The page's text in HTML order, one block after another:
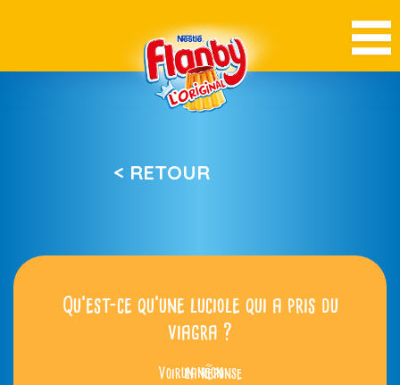
< RETOUR
Qu’est-ce qu’une luciole qui a pris du
viagra ?
Voir la réponse
un néon